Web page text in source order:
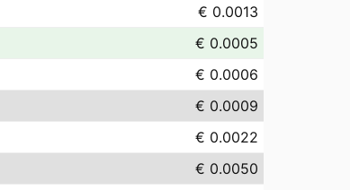
€ 0.0013
€ 0.0005
€ 0.0006
€ 0.0009
€ 0.0022
€ 0.0050